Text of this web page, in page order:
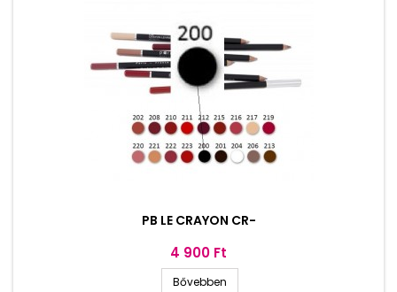
PB LE CRAYON CR-
Ár
4 900 Ft
Bővebben